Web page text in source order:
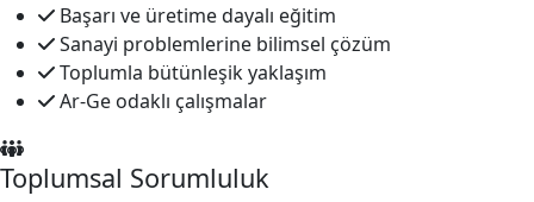
Başarı ve üretime dayalı eğitim
Sanayi problemlerine bilimsel çözüm
Toplumla bütünleşik yaklaşım
Ar-Ge odaklı çalışmalar
Toplumsal Sorumluluk